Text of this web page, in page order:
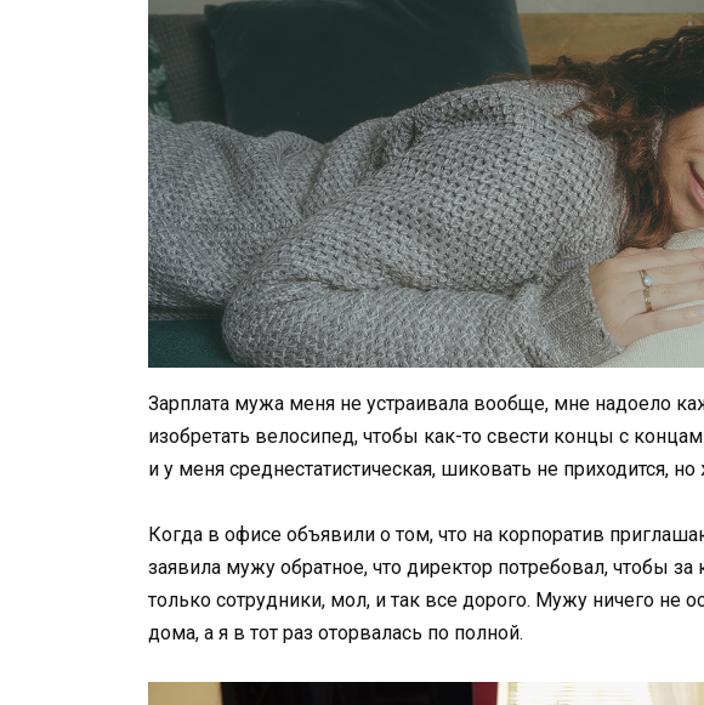
Зарплата мужа меня не устраивала вообще, мне надоело
изобретать велосипед, чтобы как-то свести концы с
и у меня среднестатистическая, шиковать не приходится,
Когда в офисе объявили о том, что на корпоратив
заявила мужу обратное, что директор потребовал, чтобы
только сотрудники, мол, и так все дорого. Мужу ничего не
дома, а я в тот раз оторвалась по полной.